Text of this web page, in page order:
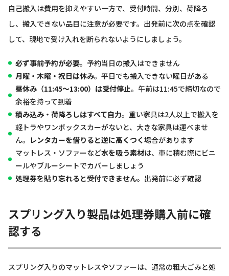
自己搬入は費用を抑えやすい一方で、受付時間、分別、荷降ろ
し、搬入できない品目に注意が必要です。出発前に次の点を確認
して、現地で受け入れを断られないようにしましょう。
必ず事前予約が必要。予約当日の搬入はできません
月曜・木曜・祝日は休み。平日でも搬入できない曜日がある
昼休み（11:45〜13:00）は受付停止。午前は11:45で締切なので
余裕を持って到着
積み込み・荷降ろしはすべて自力。重い家具は2人以上で搬入を
軽トラやワンボックスカーがないと、大きな家具は運べませ
ん。 レンタカーを借りると逆に高くつく 場合があります
マットレス・ソファーなど水を吸う素材は、車に積む際にビニ
ールやブルーシートでカバーしましょう
処理券を貼り忘れると受付できません。出発前に必ず確認
スプリング入り製品は処理券購入前に確
認する
スプリング入りのマットレスやソファーは、通常の粗大ごみと処